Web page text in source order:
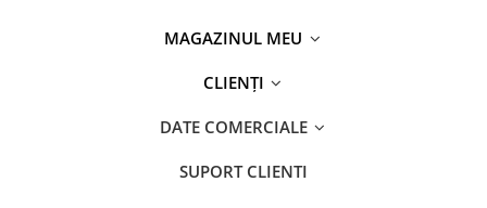
MAGAZINUL MEU
CLIENȚI
DATE COMERCIALE
SUPORT CLIENTI